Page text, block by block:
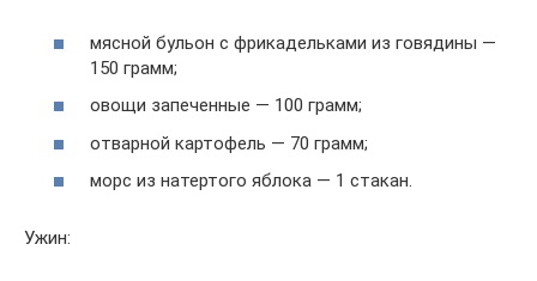
мясной бульон с фрикадельками из говядины —
150 грамм;
овощи запеченные — 100 грамм;
отварной картофель — 70 грамм;
морс из натертого яблока — 1 стакан.
Ужин: